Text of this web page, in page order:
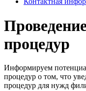
процедур
Информируем
процедур о том, что
процедур для нужд